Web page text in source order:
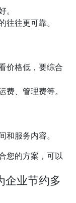
往更可靠。
价格低，要综合
、管理费等。
服务内容。
您的方案，可以
企业节约多